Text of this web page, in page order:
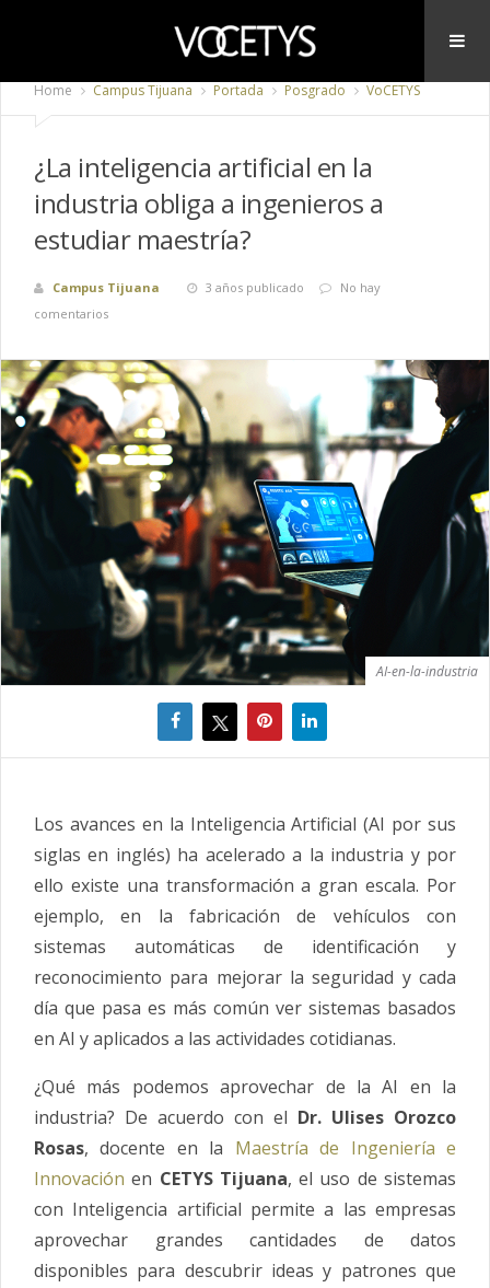
Home Campus Tijuana Portada Posgrado VoCETYS
¿La inteligencia artificial en la
industria obliga a ingenieros a
estudiar maestría?
Campus Tijuana 3 años publicado
No hay
comentarios
AI-en-la-industria
Los avances en la Inteligencia Artificial (AI por sus
siglas en inglés) ha acelerado a la industria y por
ello existe una transformación a gran escala. Por
ejemplo, en la fabricación de vehículos con
sistemas automáticas de identificación y
reconocimiento para mejorar la seguridad y cada
día que pasa es más común ver sistemas basados
en AI y aplicados a las actividades cotidianas.
¿Qué más podemos aprovechar de la AI en la
industria? De acuerdo con el Dr. Ulises Orozco
Rosas, docente en la Maestría de Ingeniería e
Innovación en CETYS Tijuana, el uso de sistemas
con Inteligencia artificial permite a las empresas
aprovechar grandes cantidades de datos
disponibles para descubrir ideas y patrones que